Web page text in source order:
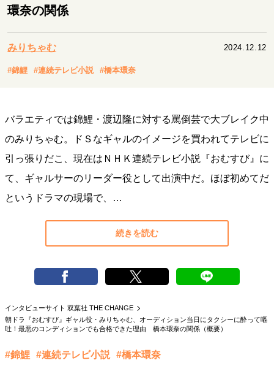
キャリア・働き方
大人の学び直し
リーダーの流儀 変革の原動力
次世代へのバトン
トップが描く未来
忘れられない言葉
10代・20代の土台
ライフスタイル・生き方
パートナーとの歩み方
親になるということ
病が教えてくれたこと
移住という選択
私を彩るエッセンス
60代のネクストステージ
環奈の関係
みりちゃむ 2024.12.12
#錦鯉 #連続テレビ小説 #橋本環奈
バラエティでは錦鯉・渡辺隆に対する罵倒芸で大ブレイク中
のみりちゃむ。ドＳなギャルのイメージを買われてテレビに
引っ張りだこ、現在はＮＨＫ連続テレビ小説『おむすび』に
て、ギャルサーのリーダー役として出演中だ。ほぼ初めてだ
というドラマの現場で、…
続きを読む
インタビューサイト 双葉社 THE CHANGE
朝ドラ『おむすび』ギャル役・みりちゃむ、オーディション当日にタクシーに酔って嘔
吐！最悪のコンディションでも合格できた理由 橋本環奈の関係（概要）
#錦鯉 #連続テレビ小説 #橋本環奈